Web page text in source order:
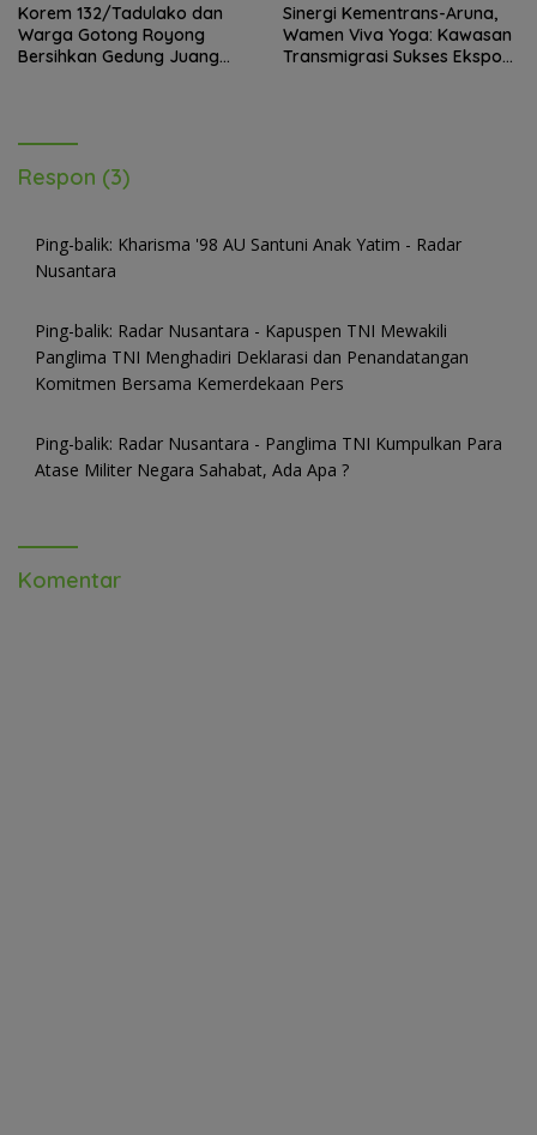
Korem 132/Tadulako dan
Warga Gotong Royong
Bersihkan Gedung Juang
Sinergi Kementrans-Aruna,
Wamen Viva Yoga: Kawasan
Transmigrasi Sukses Ekspor
Respon (3)
Ping-balik: Kharisma '98 AU Santuni Anak Yatim - Radar
Nusantara
Ping-balik: Radar Nusantara - Kapuspen TNI Mewakili
Panglima TNI Menghadiri Deklarasi dan Penandatangan
Komitmen Bersama Kemerdekaan Pers
Ping-balik: Radar Nusantara - Panglima TNI Kumpulkan Para
Atase Militer Negara Sahabat, Ada Apa ?
Komentar